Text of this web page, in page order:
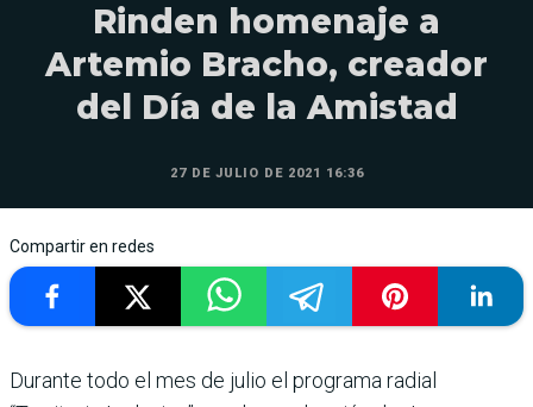
Rinden homenaje a
Artemio Bracho, creador
del Día de la Amistad
27 DE JULIO DE 2021 16:36
Compartir en redes
Durante todo el mes de julio el programa radial